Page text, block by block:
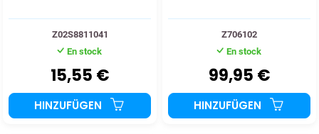
Z02S8811041
En stock
15,55 €
HINZUFÜGEN
Z706102
En stock
99,95 €
HINZUFÜGEN